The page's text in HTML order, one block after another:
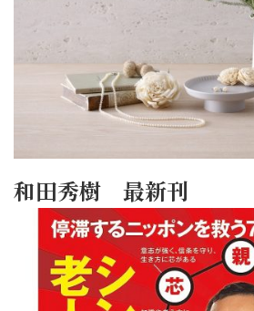
和田秀樹 最新刊